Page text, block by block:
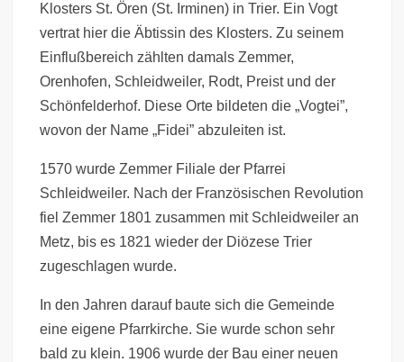
Klosters St. Ören (St. Irminen) in Trier. Ein Vogt
vertrat hier die Äbtissin des Klosters. Zu seinem
Einflußbereich zählten damals Zemmer,
Orenhofen, Schleidweiler, Rodt, Preist und der
Schönfelderhof. Diese Orte bildeten die „Vogtei”,
wovon der Name „Fidei” abzuleiten ist.
1570 wurde Zemmer Filiale der Pfarrei
Schleidweiler. Nach der Französischen Revolution
fiel Zemmer 1801 zusammen mit Schleidweiler an
Metz, bis es 1821 wieder der Diözese Trier
zugeschlagen wurde.
In den Jahren darauf baute sich die Gemeinde
eine eigene Pfarrkirche. Sie wurde schon sehr
bald zu klein. 1906 wurde der Bau einer neuen